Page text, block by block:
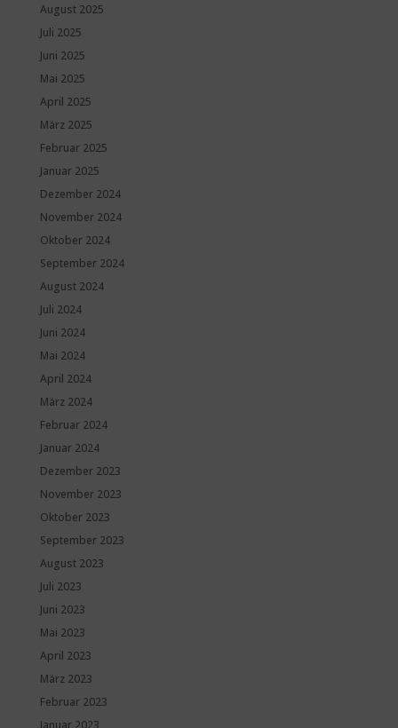
August 2025
Juli 2025
Juni 2025
Mai 2025
April 2025
März 2025
Februar 2025
Januar 2025
Dezember 2024
November 2024
Oktober 2024
September 2024
August 2024
Juli 2024
Juni 2024
Mai 2024
April 2024
März 2024
Februar 2024
Januar 2024
Dezember 2023
November 2023
Oktober 2023
September 2023
August 2023
Juli 2023
Juni 2023
Mai 2023
April 2023
März 2023
Februar 2023
Januar 2023